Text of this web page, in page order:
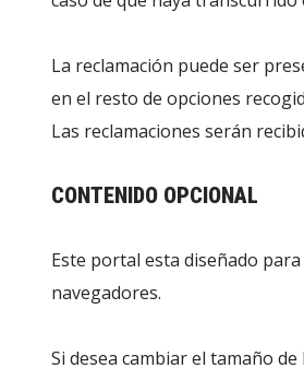
La reclamación puede ser
en el resto de opciones
Las reclamaciones serán
CONTENIDO OPCIONAL
Este portal esta diseñado
navegadores.
Si desea cambiar el tamaño